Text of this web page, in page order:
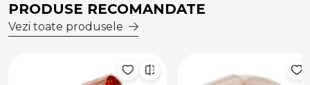
PRODUSE RECOMANDATE
Vezi toate produsele